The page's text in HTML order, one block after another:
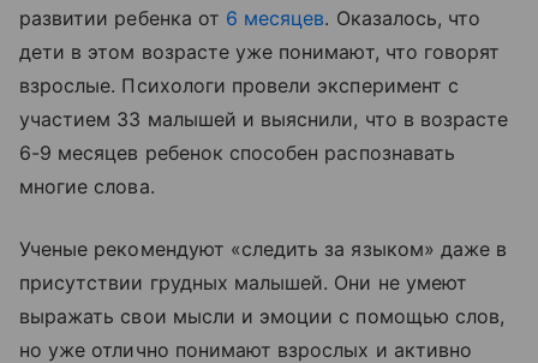
развитии ребенка от 6 месяцев. Оказалось, что
дети в этом возрасте уже понимают, что говорят
взрослые. Психологи провели эксперимент с
участием 33 малышей и выяснили, что в возрасте
6-9 месяцев ребенок способен распознавать
многие слова.
Ученые рекомендуют «следить за языком» даже в
присутствии грудных малышей. Они не умеют
выражать свои мысли и эмоции с помощью слов,
но уже отлично понимают взрослых и активно